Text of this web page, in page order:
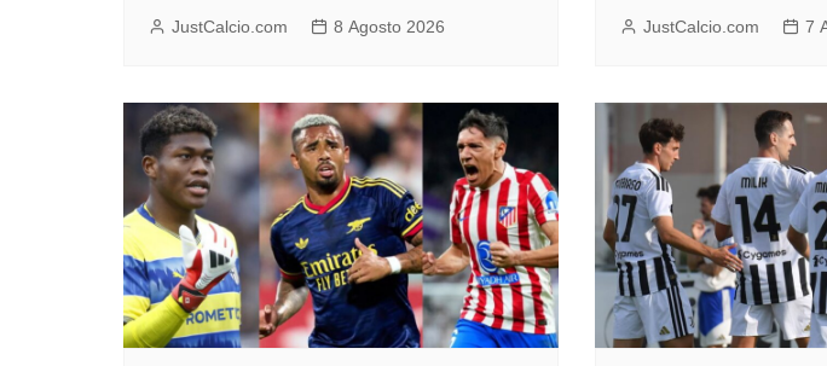
JustCalcio.com 8 Agosto 2026 JustCalcio.com 7